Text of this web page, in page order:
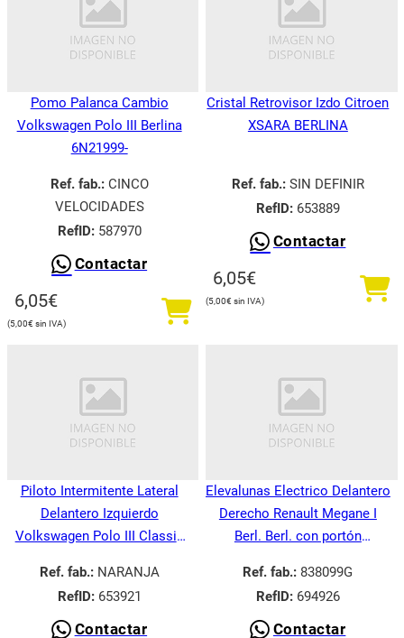
Pomo Palanca Cambio
Volkswagen Polo III Berlina
6N21999-
Ref. fab.:CINCO
VELOCIDADES
RefID:587970
Contactar
6,05€
5,00€
Cristal Retrovisor Izdo Citroen
XSARA BERLINA
Ref. fab.:SIN DEFINIR
RefID:653889
Contactar
6,05€
5,00€
Piloto Intermitente Lateral
Delantero Izquierdo
Volkswagen Polo III Classic
Ref. fab.:NARANJA
RefID:653921
Contactar
Elevalunas Electrico Delantero
Derecho Renault Megane I
Berl. Berl. con portón
Ref. fab.: 838099G
RefID:694926
Contactar